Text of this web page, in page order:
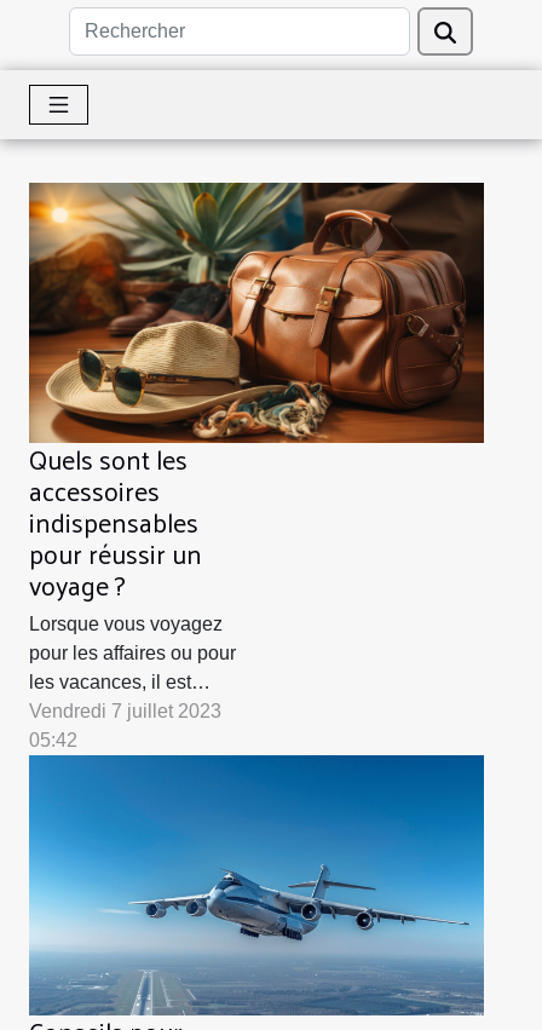
Quels sont les
accessoires
indispensables
pour réussir un
voyage ?
Lorsque vous voyagez
pour les affaires ou pour
les vacances, il est
important de bien
préparer la valise pour
il y a des accessoires
que vous êtes obligé de
indispensables. Dans
cet...
Vendredi 7 juillet 2023
05:42